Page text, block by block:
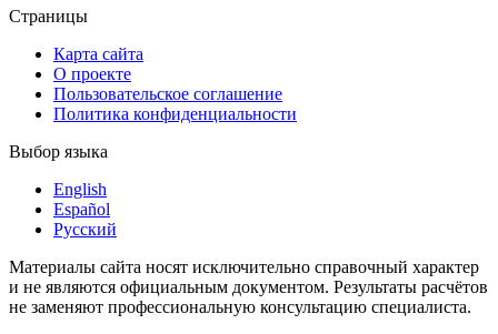
Страницы
Карта сайта
О проекте
Пользовательское соглашение
Политика конфиденциальности
Выбор языка
English
Español
Русский
Материалы сайта носят исключительно справочный характер
и не являются официальным документом. Результаты расчётов
не заменяют профессиональную консультацию специалиста.